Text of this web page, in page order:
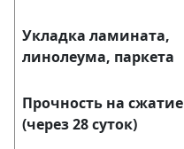
Укладка ламината,
линолеума, паркета
Прочность на сжатие
(через 28 суток)